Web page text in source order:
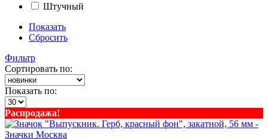
Штучный
Показать
Сбросить
Фильтр
Сортировать по:
Показать по:
Распродажа!